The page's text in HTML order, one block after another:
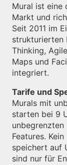
Mural ist eine
Markt und
Seit 2011 im
strukturierten
Thinking,
Maps und
integriert.
Tarife und
Murals mit
starten bei 9
Features.
speichert auf
sind nur für